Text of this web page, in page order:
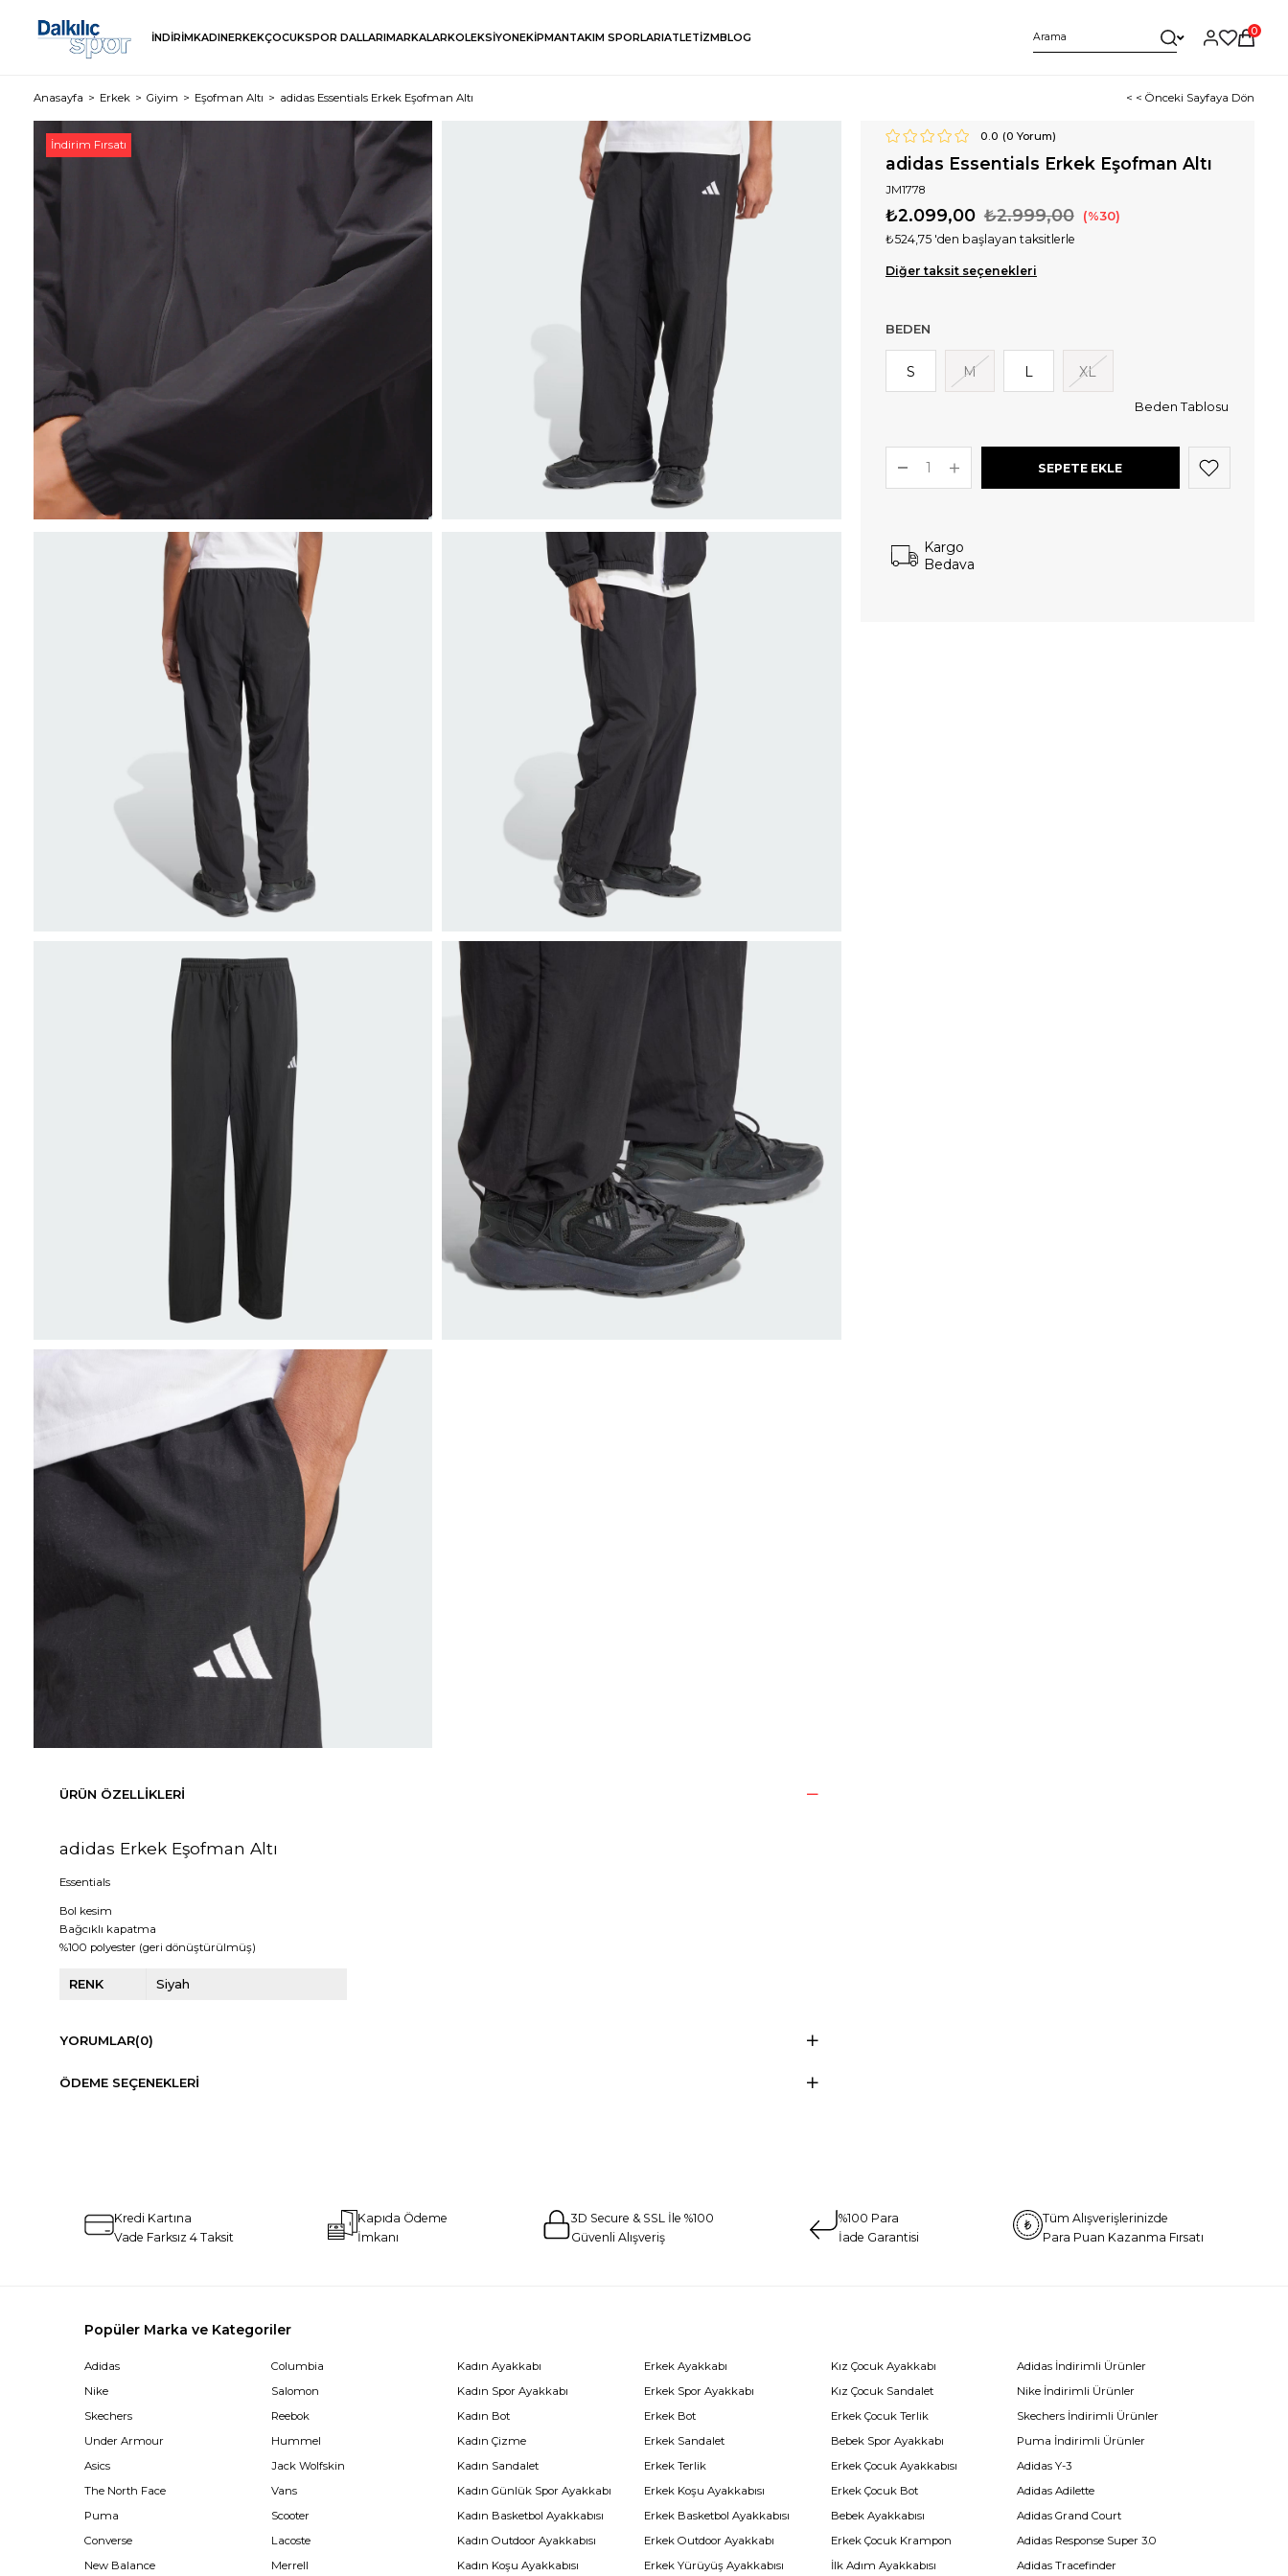
İNDİRİMKADINERKEKÇOCUKSPOR DALLARIMARKALARKOLEKSİYONEKİPMANTAKIM SPORLARIATLETİZMBLOG
0
Anasayfa Erkek Giyim Eşofman Altı adidas Essentials Erkek Eşofman Altı < < Önceki Sayfaya Dön
İndirim Fırsatı
0.0 (0 Yorum)
adidas Essentials Erkek Eşofman Altı
JM1778
₺2.999,00
₺2.099,00 30
₺524,75 'den başlayan taksitlerle
Diğer taksit seçenekleri
BEDEN
S M L XL
Beden Tablosu
Kargo
Bedava
ÜRÜN ÖZELLIKLERI
adidas Erkek Eşofman Altı
Essentials
Bol kesim
Bağcıklı kapatma
%100 polyester (geri dönüştürülmüş)
RENK Siyah
YORUMLAR(0)
ÖDEME SEÇENEKLERI
Kredi Kartına
Vade Farksız 4 Taksit
Kapıda Ödeme
İmkanı
3D Secure & SSL İle %100
Güvenli Alışveriş
%100 Para
İade Garantisi
Tüm Alışverişlerinizde
Para Puan Kazanma Fırsatı
Popüler Marka ve Kategoriler
Adidas
Nike
Skechers
Under Armour
Asics
The North Face
Puma
Converse
New Balance
Columbia
Salomon
Reebok
Hummel
Jack Wolfskin
Vans
Scooter
Lacoste
Merrell
Kadın Ayakkabı
Kadın Spor Ayakkabı
Kadın Bot
Kadın Çizme
Kadın Sandalet
Kadın Günlük Spor Ayakkabı
Kadın Basketbol Ayakkabısı
Kadın Outdoor Ayakkabısı
Kadın Koşu Ayakkabısı
Erkek Ayakkabı
Erkek Spor Ayakkabı
Erkek Bot
Erkek Sandalet
Erkek Terlik
Erkek Koşu Ayakkabısı
Erkek Basketbol Ayakkabısı
Erkek Outdoor Ayakkabı
Erkek Yürüyüş Ayakkabısı
Kız Çocuk Ayakkabı
Kız Çocuk Sandalet
Erkek Çocuk Terlik
Bebek Spor Ayakkabı
Erkek Çocuk Ayakkabısı
Erkek Çocuk Bot
Bebek Ayakkabısı
Erkek Çocuk Krampon
İlk Adım Ayakkabısı
Adidas İndirimli Ürünler
Nike İndirimli Ürünler
Skechers İndirimli Ürünler
Puma İndirimli Ürünler
Adidas Y-3
Adidas Adilette
Adidas Grand Court
Adidas Response Super 3.0
Adidas Tracefinder